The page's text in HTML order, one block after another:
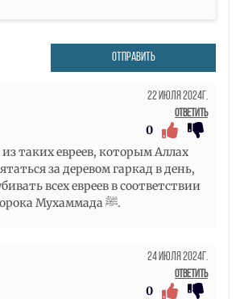
ОТПРАВИТЬ
22 Июля 2024г.
Ответить
0
таких евреев, которым Аллах
за деревом гаркад в день,
всех евреев в соответствии
с хадисом Пророка Мухаммада ﷺ.
24 Июля 2024г.
Ответить
0